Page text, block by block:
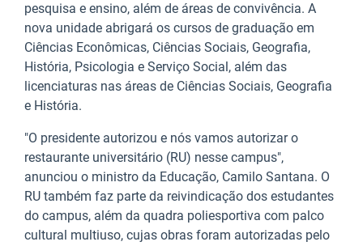
pesquisa e ensino, além de áreas de convivência. A
nova unidade abrigará os cursos de graduação em
Ciências Econômicas, Ciências Sociais, Geografia,
História, Psicologia e Serviço Social, além das
licenciaturas nas áreas de Ciências Sociais, Geografia
e História.
"O presidente autorizou e nós vamos autorizar o
restaurante universitário (RU) nesse campus",
anunciou o ministro da Educação, Camilo Santana. O
RU também faz parte da reivindicação dos estudantes
do campus, além da quadra poliesportiva com palco
cultural multiuso, cujas obras foram autorizadas pelo